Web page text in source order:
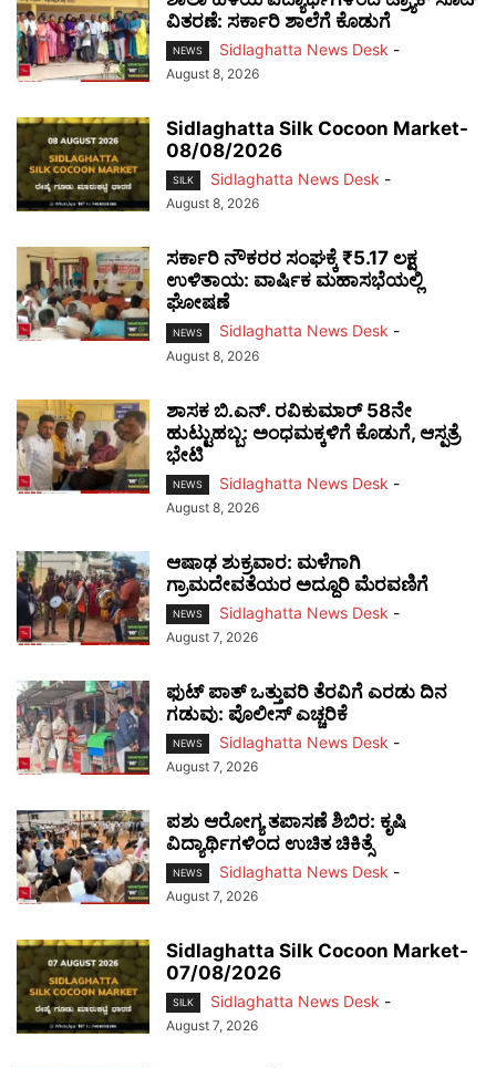
ವಿತರಣೆ: ಸರ್ಕಾರಿ ಶಾಲೆಗೆ ಕೊಡುಗೆ
NEWS Sidlaghatta News Desk -
August 8, 2026
Sidlaghatta Silk Cocoon Market-
08/08/2026
SILK Sidlaghatta News Desk -
August 8, 2026
ಸರ್ಕಾರಿ ನೌಕರರ ಸಂಘಕ್ಕೆ ₹5.17 ಲಕ್ಷ
ಉಳಿತಾಯ: ವಾರ್ಷಿಕ ಮಹಾಸಭೆಯಲ್ಲಿ
ಘೋಷಣೆ
NEWS Sidlaghatta News Desk -
August 8, 2026
ಶಾಸಕ ಬಿ.ಎನ್. ರವಿಕುಮಾರ್ 58ನೇ
ಹುಟ್ಟುಹಬ್ಬ: ಅಂಧಮಕ್ಕಳಿಗೆ ಕೊಡುಗೆ, ಆಸ್ಪತ್ರೆ
ಭೇಟಿ
NEWS Sidlaghatta News Desk -
August 8, 2026
ಆಷಾಢ ಶುಕ್ರವಾರ: ಮಳೆಗಾಗಿ
ಗ್ರಾಮದೇವತೆಯರ ಅದ್ದೂರಿ ಮೆರವಣಿಗೆ
NEWS Sidlaghatta News Desk -
August 7, 2026
ಫುಟ್‌ ಪಾತ್ ಒತ್ತುವರಿ ತೆರವಿಗೆ ಎರಡು ದಿನ
ಗಡುವು: ಪೊಲೀಸ್ ಎಚ್ಚರಿಕೆ
NEWS Sidlaghatta News Desk -
August 7, 2026
ಪಶು ಆರೋಗ್ಯ ತಪಾಸಣೆ ಶಿಬಿರ: ಕೃಷಿ
ವಿದ್ಯಾರ್ಥಿಗಳಿಂದ ಉಚಿತ ಚಿಕಿತ್ಸೆ
NEWS Sidlaghatta News Desk -
August 7, 2026
Sidlaghatta Silk Cocoon Market-
07/08/2026
SILK Sidlaghatta News Desk -
August 7, 2026